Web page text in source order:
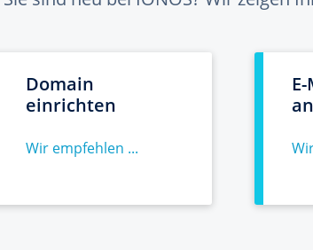
Domain
einrichten
Wir empfehlen ...